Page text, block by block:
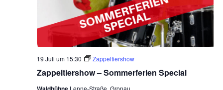
Zappeltiershow – Sommerferien Special
19 Juli um 15:30 Zappeltiershow
Lenne-Straße, Gronau